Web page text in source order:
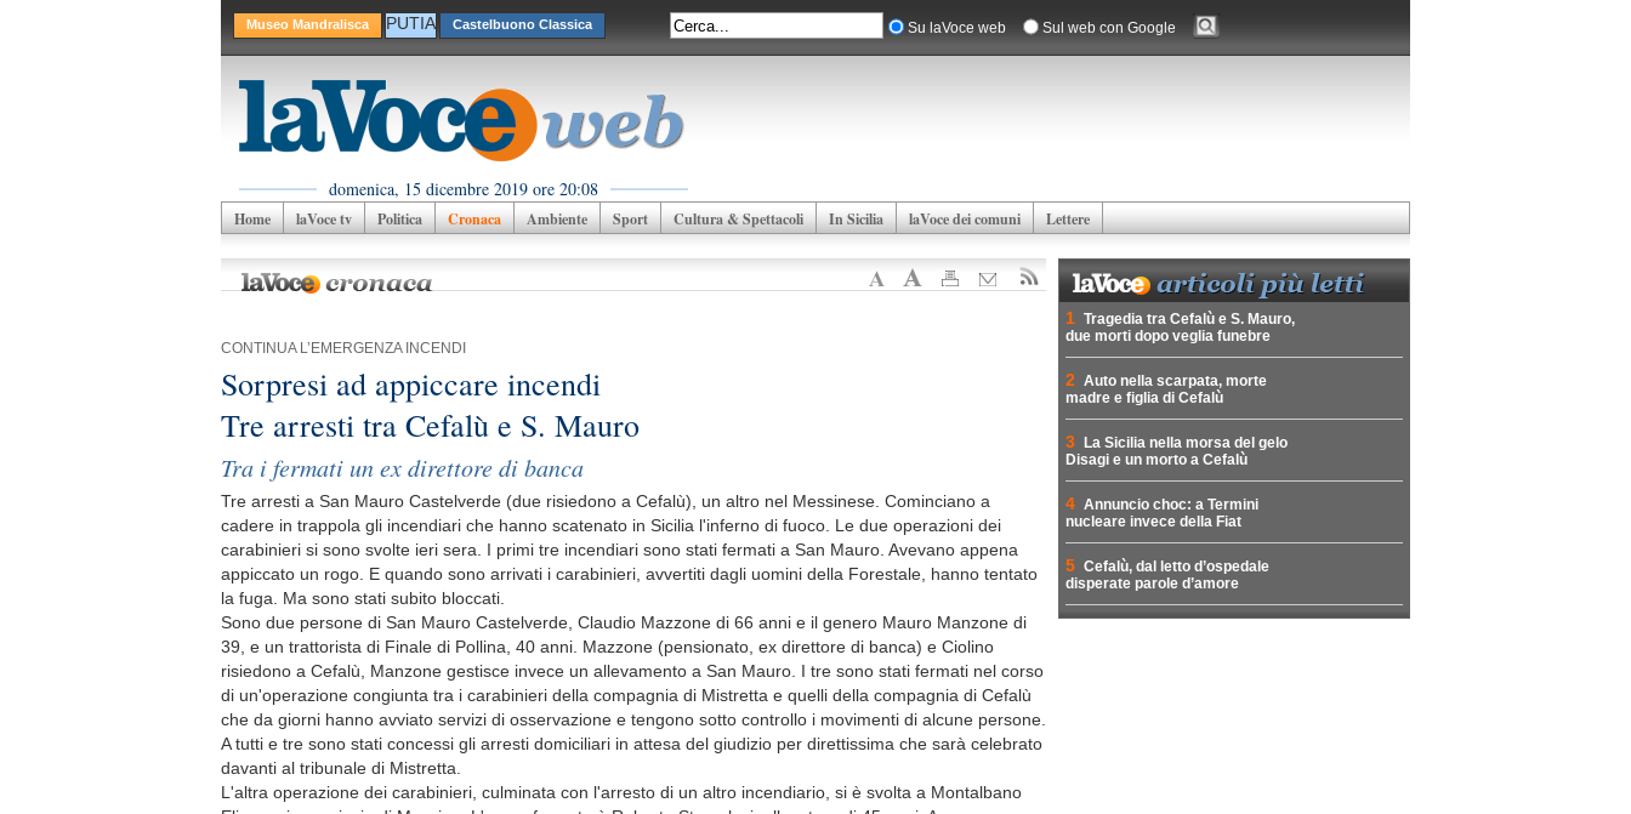
Museo Mandralisca PUTIA Castelbuono Classica Su laVoce web Sul web con Google
domenica, 15 dicembre 2019 ore 20:08
Home laVoce tv Politica Cronaca Ambiente Sport Cultura & Spettacoli In Sicilia laVoce dei comuni Lettere
CONTINUA L’EMERGENZA INCENDI
Sorpresi ad appiccare incendi
Tre arresti tra Cefalù e S. Mauro
Tra i fermati un ex direttore di banca
Tre arresti a San Mauro Castelverde (due risiedono a Cefalù), un altro nel Messinese. Cominciano a
cadere in trappola gli incendiari che hanno scatenato in Sicilia l'inferno di fuoco. Le due operazioni dei
carabinieri si sono svolte ieri sera. I primi tre incendiari sono stati fermati a San Mauro. Avevano appena
appiccato un rogo. E quando sono arrivati i carabinieri, avvertiti dagli uomini della Forestale, hanno tentato
la fuga. Ma sono stati subito bloccati.
Sono due persone di San Mauro Castelverde, Claudio Mazzone di 66 anni e il genero Mauro Manzone di
39, e un trattorista di Finale di Pollina, 40 anni. Mazzone (pensionato, ex direttore di banca) e Ciolino
risiedono a Cefalù, Manzone gestisce invece un allevamento a San Mauro. I tre sono stati fermati nel corso
di un'operazione congiunta tra i carabinieri della compagnia di Mistretta e quelli della compagnia di Cefalù
che da giorni hanno avviato servizi di osservazione e tengono sotto controllo i movimenti di alcune persone.
A tutti e tre sono stati concessi gli arresti domiciliari in attesa del giudizio per direttissima che sarà celebrato
davanti al tribunale di Mistretta.
L'altra operazione dei carabinieri, culminata con l'arresto di un altro incendiario, si è svolta a Montalbano
1 Tragedia tra Cefalù e S. Mauro,
due morti dopo veglia funebre
2 Auto nella scarpata, morte
madre e figlia di Cefalù
3
La Sicilia nella morsa del gelo
Disagi e un morto a Cefalù
4 Annuncio choc: a Termini
nucleare invece della Fiat
5 Cefalù, dal letto d’ospedale
disperate parole d’amore